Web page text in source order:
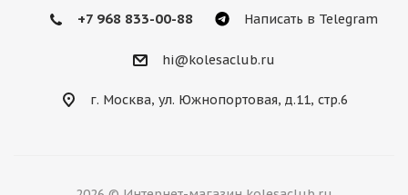
Titan Forged FA829 9,5j-19 5*112 ET35 d66,6 HS
+7 968 833-00-88 Написать в Telegram
hi@kolesaclub.ru
г. Москва, ул. Южнопортовая, д.11, стр.6